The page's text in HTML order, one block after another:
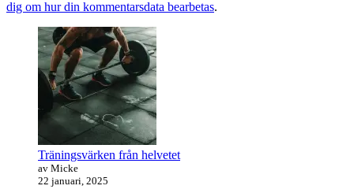
dig om hur din kommentarsdata bearbetas.
Primära
sidofältet
Widget
område
Träningsvärken från helvetet
av Micke
22 januari, 2025